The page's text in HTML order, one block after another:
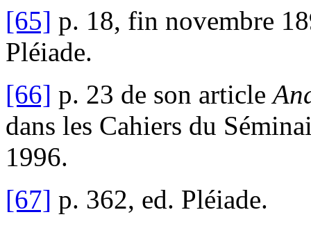
[65] p. 18, fin novembre
Pléiade.
[66] p. 23 de son article
dans les Cahiers du
1996.
[67] p. 362, ed. Pléiade.